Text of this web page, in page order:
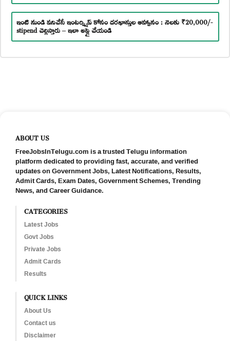
ఇంటి నుండి పనిచేసే ఇంటర్న్షిప్ కోసం దరఖాస్తుల ఆహ్వానం : నెలకు ₹20,000/-
stipend చెల్లిస్తారు – ఇలా అప్లై చేయండి
ABOUT US
FreeJobsInTelugu.com is a trusted Telugu information
platform dedicated to providing fast, accurate, and verified
updates on Government Jobs, Latest Notifications, Results,
Admit Cards, Exam Dates, Government Schemes, Trending
News, and Career Guidance.
CATEGORIES
Latest Jobs
Govt Jobs
Private Jobs
Admit Cards
Results
QUICK LINKS
About Us
Contact us
Disclaimer